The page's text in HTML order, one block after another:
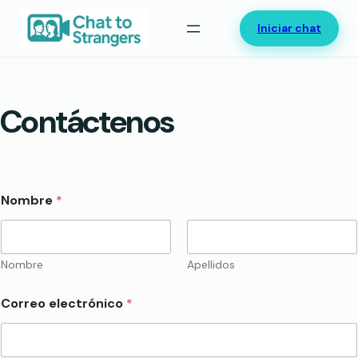
Saltar
Iniciar chat
Contáctenos
Nombre *
Nombre Apellidos
N
o
b
Correo electrónico *